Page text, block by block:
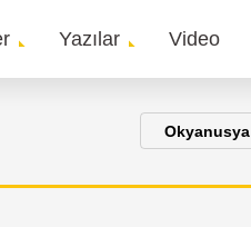
Yazılar Video
Okyanusya